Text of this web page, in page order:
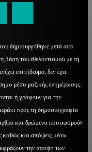
δημιουργήθηκε μετά από
του εθελοντισμού με τη
επιτήδευμα, δεν έχει
μέσο μαζικής ενημέρωσης.
ή γράφουν για την
προς τη δημοσιογραφία
και δρώμενα που αφορούν
καθώς και απόψεις μέσω
την άποψη των